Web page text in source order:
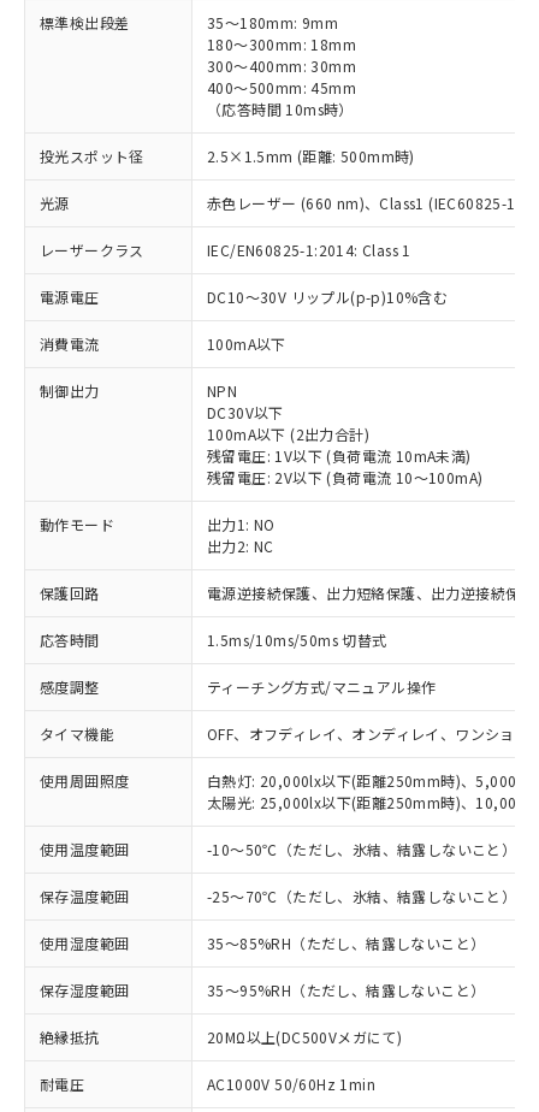
標準検出段差
35～180mm: 9mm
180～300mm: 18mm
300～400mm: 30mm
400～500mm: 45mm
（応答時間 10ms時）
投光スポット径 2.5×1.5mm (距離: 500mm時)
光源 赤色レーザー (660 nm)、Class1 (IEC60825-
レーザークラス IEC/EN60825-1:2014: Class 1
電源電圧 DC10～30V リップル(p-p)10%含む
消費電流 100mA以下
制御出力
NPN
DC30V以下
100mA以下 (2出力合計)
残留電圧: 1V以下 (負荷電流 10mA未満)
残留電圧: 2V以下 (負荷電流 10～100mA)
動作モード
出力1: NO
出力2: NC
保護回路 電源逆接続保護、出力短絡保護、出力逆接続保護
応答時間 1.5ms/10ms/50ms 切替式
感度調整 ティーチング方式/マニュアル操作
タイマ機能 OFF、オフディレイ、オンディレイ、ワンショッ
使用周囲照度
白熱灯: 20,000lx以下(距離250mm時)、5,000lx
太陽光: 25,000lx以下(距離250mm時)、
使用温度範囲 -10～50℃（ただし、氷結、結露しないこと）
保存温度範囲 -25～70℃（ただし、氷結、結露しないこと）
使用湿度範囲 35～85%RH（ただし、結露しないこと）
保存湿度範囲 35～95%RH（ただし、結露しないこと）
絶縁抵抗 20MΩ以上(DC500Vメガにて)
耐電圧 AC1000V 50/60Hz 1min
ご利用条件
以下の条件をお読みいただき、同意のうえ
ご利用ください。
商品の当社在庫状況および標準価格
(税抜)を提供させていただくもので
当社制御機器事業取扱商品の中には、
本サービスの対象外となる商品もある
ことをご了承ください。
在庫状況および標準価格照会結果は、
記載している更新日時点での社内デー
※1 対応状況
対応済み：EU RoHS指令（10物質）の
非含有に対応した製品が提供可能な商品で
す。
有に対応した製品に切り替える予定のある
商品です。
対応予定なし：EU RoHS指令（10物質）の
非含有に非対応の商品で、対応品を出す予
定はありません。
調査・確認中：EU RoHS指令（10物質）の
非含有の対応状況を調査中または確認中の
非該当品：ライセンス料など無形物で、有
害物質有無と関係のない商品です。
仕入先様の事情により、非含有部品として
むを得ず変更することがあります。
※1 中国RoHS○×表
「○」：最大均質材料含有率が中国RoHSの
基準値以下であることを示します。
「×」：最大均質材料含有率が中国RoHSの
基準値を超えていることを示します。
「－」：未確認です。当社販売部門へお問
当社は、これら貴社製品のうち、外国
為替および外国貿易法に定める商品
（以下｢規制貨物等」という）を輸出
または国外への提供する場合は、日本